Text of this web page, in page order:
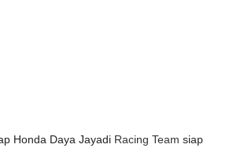
Honda Daya Jayadi Racing Team siap